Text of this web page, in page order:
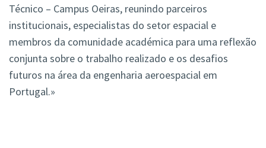
Técnico – Campus Oeiras, reunindo parceiros
institucionais, especialistas do setor espacial e
membros da comunidade académica para uma reflexão
conjunta sobre o trabalho realizado e os desafios
futuros na área da engenharia aeroespacial em
Portugal.»